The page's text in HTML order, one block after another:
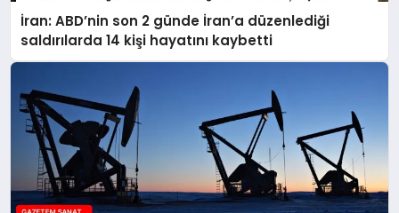
İran: ABD’nin son 2 günde İran’a düzenlediği
saldırılarda 14 kişi hayatını kaybetti